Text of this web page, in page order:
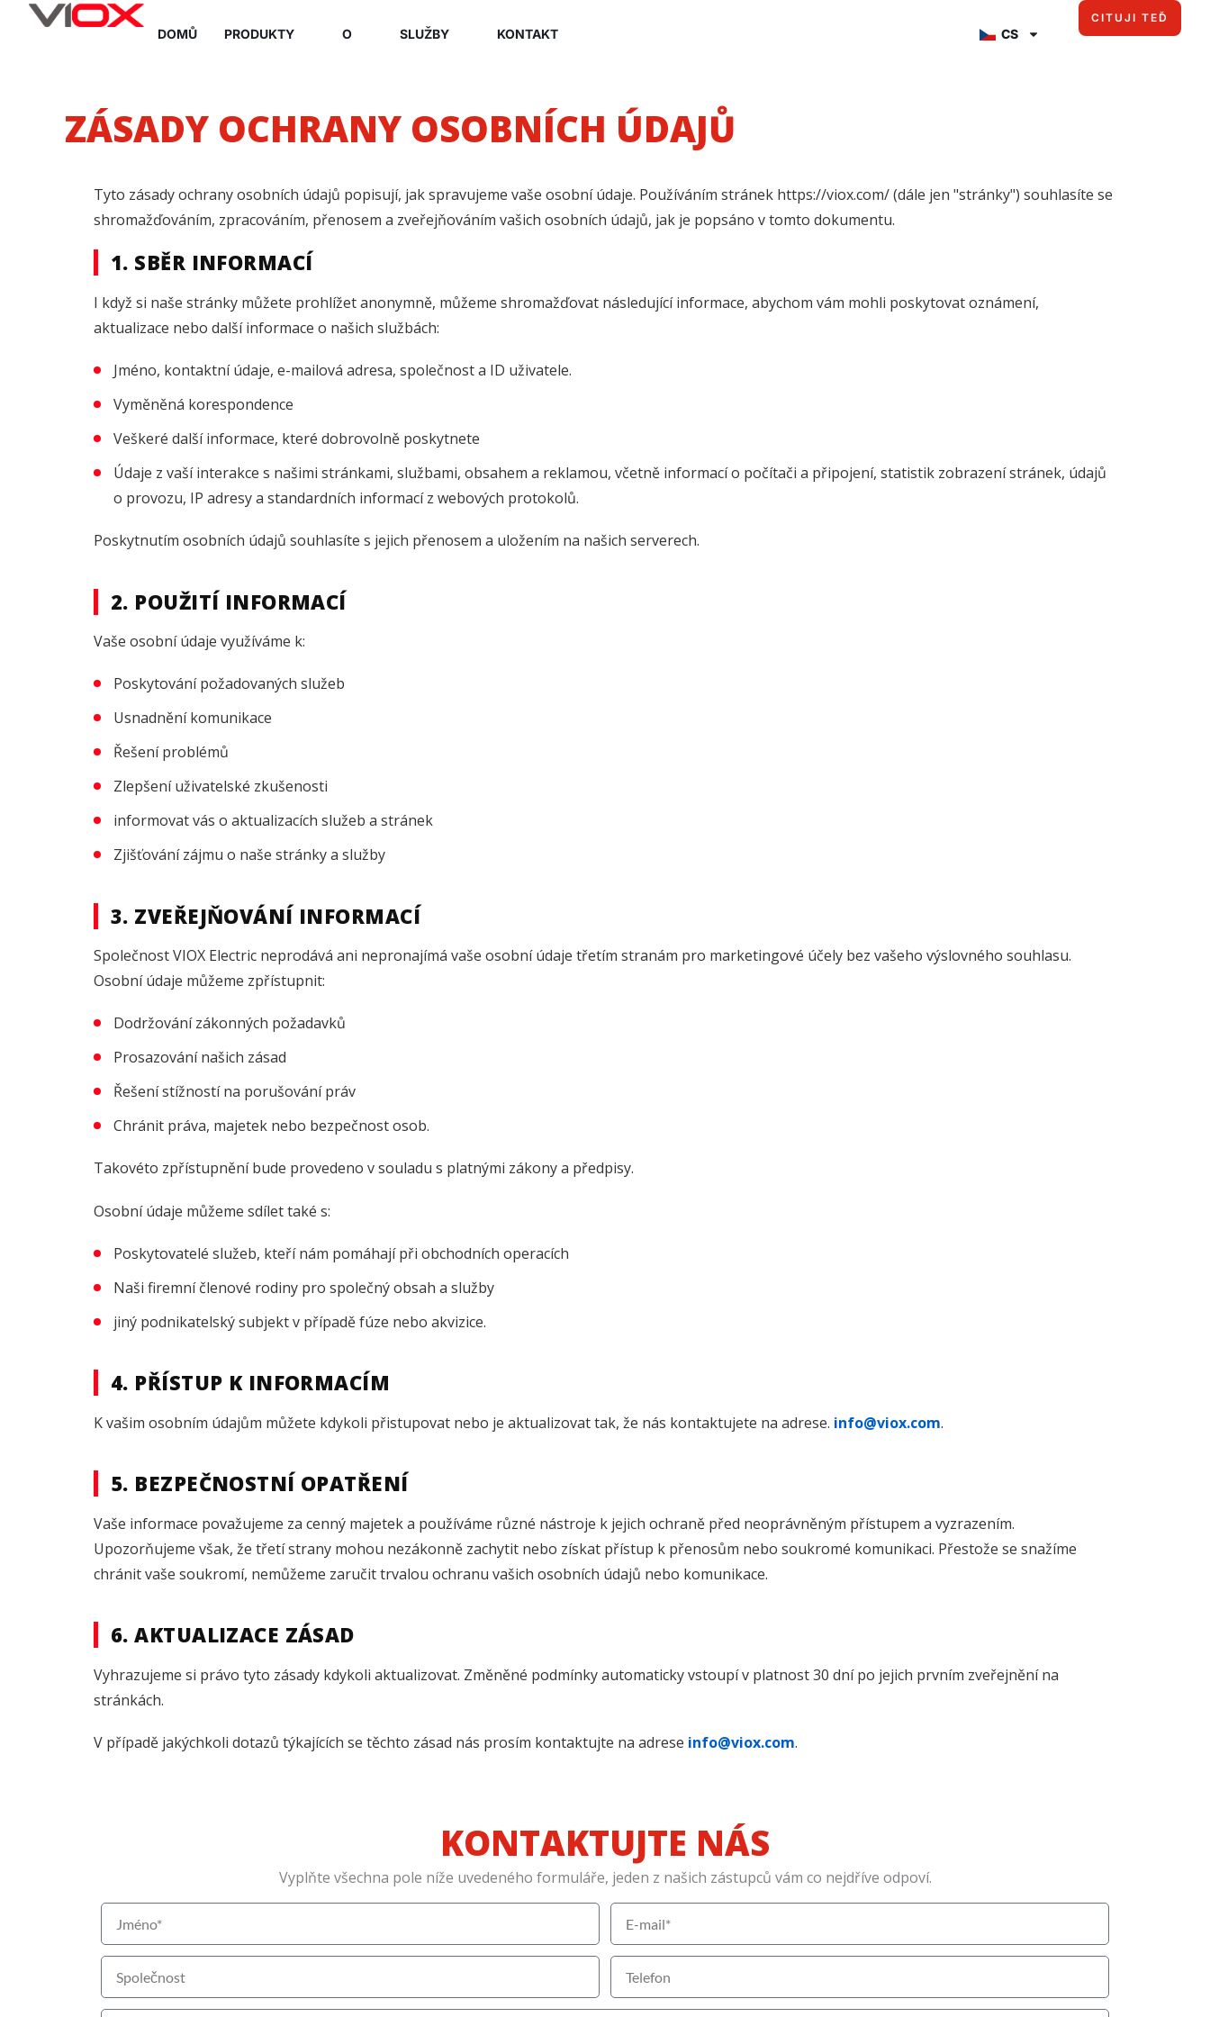
Přejít
DOMŮ PRODUKTY O SLUŽBY KONTAKT CS
CITUJI TEĎ
ZÁSADY OCHRANY OSOBNÍCH ÚDAJŮ
Tyto zásady ochrany osobních údajů popisují, jak spravujeme vaše osobní údaje. Používáním stránek https://viox.com/ (dále jen "stránky") souhlasíte se
shromažďováním, zpracováním, přenosem a zveřejňováním vašich osobních údajů, jak je popsáno v tomto dokumentu.
1. SBĚR INFORMACÍ
I když si naše stránky můžete prohlížet anonymně, můžeme shromažďovat následující informace, abychom vám mohli poskytovat oznámení,
aktualizace nebo další informace o našich službách:
Jméno, kontaktní údaje, e-mailová adresa, společnost a ID uživatele.
Vyměněná korespondence
Veškeré další informace, které dobrovolně poskytnete
Údaje z vaší interakce s našimi stránkami, službami, obsahem a reklamou, včetně informací o počítači a připojení, statistik zobrazení stránek, údajů
o provozu, IP adresy a standardních informací z webových protokolů.
Poskytnutím osobních údajů souhlasíte s jejich přenosem a uložením na našich serverech.
2. POUŽITÍ INFORMACÍ
Vaše osobní údaje využíváme k:
Poskytování požadovaných služeb
Usnadnění komunikace
Řešení problémů
Zlepšení uživatelské zkušenosti
informovat vás o aktualizacích služeb a stránek
Zjišťování zájmu o naše stránky a služby
3. ZVEŘEJŇOVÁNÍ INFORMACÍ
Společnost VIOX Electric neprodává ani nepronajímá vaše osobní údaje třetím stranám pro marketingové účely bez vašeho výslovného souhlasu.
Osobní údaje můžeme zpřístupnit:
Dodržování zákonných požadavků
Prosazování našich zásad
Řešení stížností na porušování práv
Chránit práva, majetek nebo bezpečnost osob.
Takovéto zpřístupnění bude provedeno v souladu s platnými zákony a předpisy.
Osobní údaje můžeme sdílet také s:
Poskytovatelé služeb, kteří nám pomáhají při obchodních operacích
Naši firemní členové rodiny pro společný obsah a služby
jiný podnikatelský subjekt v případě fúze nebo akvizice.
4. PŘÍSTUP K INFORMACÍM
K vašim osobním údajům můžete kdykoli přistupovat nebo je aktualizovat tak, že nás kontaktujete na adrese. info@viox.com.
5. BEZPEČNOSTNÍ OPATŘENÍ
Vaše informace považujeme za cenný majetek a používáme různé nástroje k jejich ochraně před neoprávněným přístupem a vyzrazením.
Upozorňujeme však, že třetí strany mohou nezákonně zachytit nebo získat přístup k přenosům nebo soukromé komunikaci. Přestože se snažíme
chránit vaše soukromí, nemůžeme zaručit trvalou ochranu vašich osobních údajů nebo komunikace.
6. AKTUALIZACE ZÁSAD
Vyhrazujeme si právo tyto zásady kdykoli aktualizovat. Změněné podmínky automaticky vstoupí v platnost 30 dní po jejich prvním zveřejnění na
stránkách.
V případě jakýchkoli dotazů týkajících se těchto zásad nás prosím kontaktujte na adrese info@viox.com.
KONTAKTUJTE NÁS
Vyplňte všechna pole níže uvedeného formuláře, jeden z našich zástupců vám co nejdříve odpoví.
m
n
-
a
p
e